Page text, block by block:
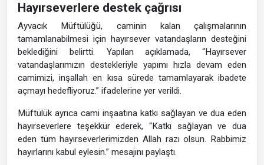
Hayırseverlere destek çağrısı
Ayvacık Müftülüğü, caminin kalan çalışmalarının
tamamlanabilmesi için hayırsever vatandaşların desteğini
beklediğini belirtti. Yapılan açıklamada, “Hayırsever
vatandaşlarımızın destekleriyle yapımı hızla devam eden
camimizi, inşallah en kısa sürede tamamlayarak ibadete
açmayı hedefliyoruz.” ifadelerine yer verildi.
Müftülük ayrıca cami inşaatına katkı sağlayan ve dua eden
hayırseverlere teşekkür ederek, “Katkı sağlayan ve dua
eden tüm hayırseverlerimizden Allah razı olsun. Rabbimiz
hayırlarını kabul eylesin.” mesajını paylaştı.